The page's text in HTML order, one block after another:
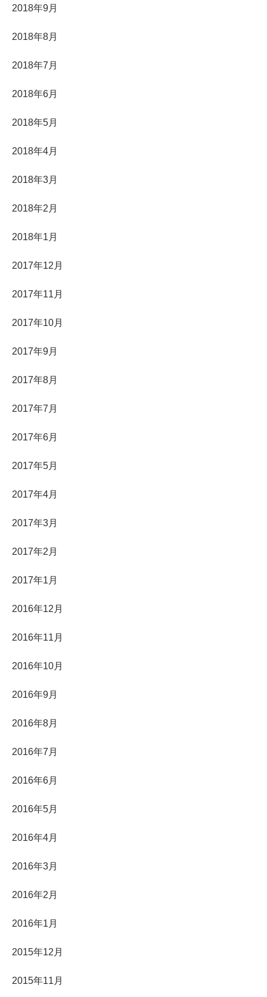
2018年9月
2018年8月
2018年7月
2018年6月
2018年5月
2018年4月
2018年3月
2018年2月
2018年1月
2017年12月
2017年11月
2017年10月
2017年9月
2017年8月
2017年7月
2017年6月
2017年5月
2017年4月
2017年3月
2017年2月
2017年1月
2016年12月
2016年11月
2016年10月
2016年9月
2016年8月
2016年7月
2016年6月
2016年5月
2016年4月
2016年3月
2016年2月
2016年1月
2015年12月
2015年11月